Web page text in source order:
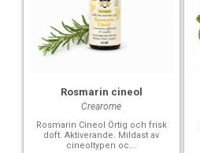
Rosmarin cineol
Crearome
Rosmarin Cineol Örtig och frisk
doft. Aktiverande. Mildast av
cineoltypen oc...